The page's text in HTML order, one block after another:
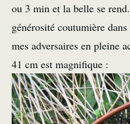
ou 3 min et la belle se
générosité coutumière
mes adversaires en pleine
41 cm est magnifique :